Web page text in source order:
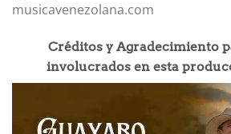
musicavenezolana.com
Créditos y Agradecimiento
involucrados en esta